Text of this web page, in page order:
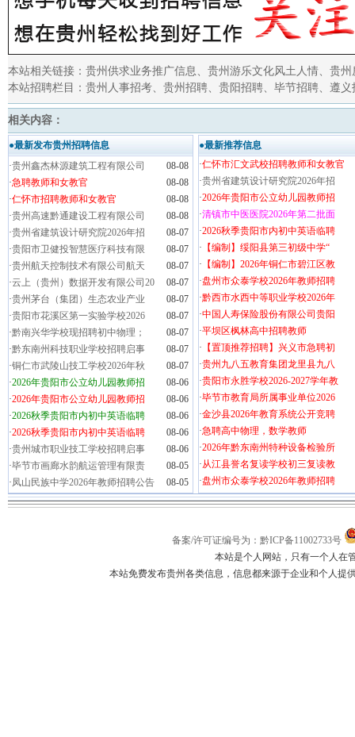
本站相关链接： 贵州供求业务推广信息 、 贵州游乐文化风土人情、 贵州
本站招聘栏目： 贵州人事招考、 贵州招聘、 贵阳招聘、 毕节招聘、 遵义
相关内容：
●最新发布贵州招聘信息
·贵州鑫杰林源建筑工程有限公司
08-08
·急聘教师和女教官
08-08
·仁怀市招聘教师和女教官
08-08
·贵州高速黔通建设工程有限公司
08-08
·贵州省建筑设计研究院2026年招
08-07
·贵阳市卫健投智慧医疗科技有限
08-07
·贵州航天控制技术有限公司航天
08-07
·云上（贵州）数据开发有限公司20
08-07
·贵州茅台（集团）生态农业产业
08-07
·贵阳市花溪区第一实验学校2026
08-07
·黔南兴华学校现招聘初中物理；
08-07
·黔东南州科技职业学校招聘启事
08-07
·铜仁市武陵山技工学校2026年秋
08-07
·2026年贵阳市公立幼儿园教师招
08-06
·2026年贵阳市公立幼儿园教师招
08-06
·2026秋季贵阳市内初中英语临聘
08-06
·2026秋季贵阳市内初中英语临聘
08-06
·贵州城市职业技工学校招聘启事
08-06
·毕节市画廊水韵航运管理有限责
08-05
·凤山民族中学2026年教师招聘公告 08-05
●最新推荐信息
·仁怀市汇文武校招聘教师和女教官
·贵州省建筑设计研究院2026年招
·2026年贵阳市公立幼儿园教师招
·清镇市中医医院2026年第二批面
·2026秋季贵阳市内初中英语临聘
· 【编制】绥阳县第三初级中学“
· 【编制】2026年铜仁市碧江区教
·盘州市众泰学校2026年教师招聘
·黔西市水西中等职业学校2026年
·中国人寿保险股份有限公司贵阳
·平坝区枫林高中招聘教师
· 【置顶推荐招聘】兴义市急聘初
·贵州九八五教育集团龙里县九八
·贵阳市永胜学校2026-2027学年教
·毕节市教育局所属事业单位2026
·金沙县2026年教育系统公开竞聘
·急聘高中物理，数学教师
·2026年黔东南州特种设备检验所
·从江县誉名复读学校初三复读教
·盘州市众泰学校2026年教师招聘
备案/许可证编号为：黔ICP备11002733号
本站是个人网站，只有一个人在
本站免费发布贵州各类信息，信息都来源于企业和个人提